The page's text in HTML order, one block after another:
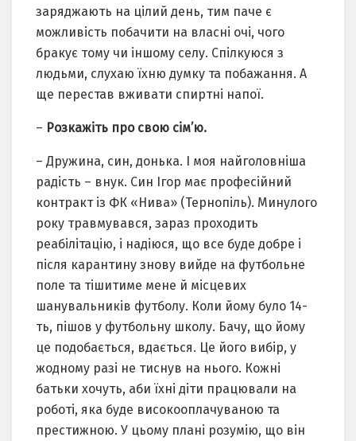
заряджають на цілий день, тим паче є
можливість побачити на власні очі, чого
бракує тому чи іншому селу. Спілкуюся з
людьми, слухаю їхню думку та побажання. А
ще перестав вживати спиртні напої.
– Розкажіть про свою сім’ю.
– Дружина, син, донька. І моя найголовніша
радість – внук. Син Ігор має професійний
контракт із ФК «Нива» (Тернопіль). Минулого
року травмувався, зараз проходить
реабілітацію, і надіюся, що все буде добре і
після карантину знову вийде на футбольне
поле та тішитиме мене й місцевих
шанувальників футболу. Коли йому було 14-
ть, пішов у футбольну школу. Бачу, що йому
це подобається, вдається. Це його вибір, у
жодному разі не тиснув на нього. Кожні
батьки хочуть, аби їхні діти працювали на
роботі, яка буде високооплачуваною та
престижною. У цьому плані розумію, що він